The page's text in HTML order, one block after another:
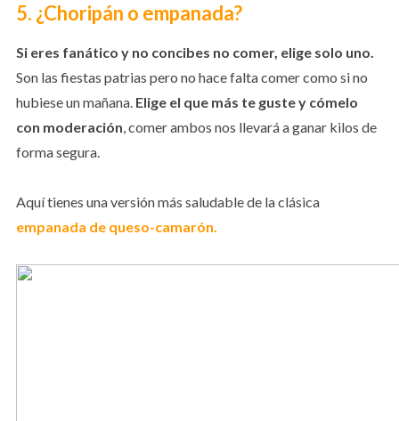
5. ¿Choripán o empanada?
Si eres fanático y no concibes no comer, elige solo uno.
Son las fiestas patrias pero no hace falta comer como si no
hubiese un mañana. Elige el que más te guste y cómelo
con moderación, comer ambos nos llevará a ganar kilos de
forma segura.
Aquí tienes una versión más saludable de la clásica
empanada de queso-camarón.